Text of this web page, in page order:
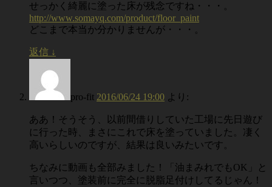
せっかく綺麗に塗った床が残念ですね・・・。
http://www.somayq.com/product/floor_paint
どこまで本当か分かりませんが・・・。
返信 ↓
pro-fit 2016/06/24 19:00 より:
ああ！そうそう、以前間借りしていた工場に先日遊び
に行った時、まさにこれで床を塗っていました。凄く
高いらしいのですが、結果は良いみたいです。
ちなみに動画も全部みました！「油まみれでもOK」と
言いつつ、塗装前に完全に脱脂足付けしてるじゃん！